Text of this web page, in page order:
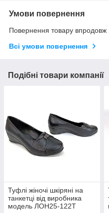
Умови повернення
Повернення товару впродовж
Всі умови повернення
Подібні товари компанії
Туфлі жіночі шкіряні на
танкетці від виробника
модель ЛОН25-122Т